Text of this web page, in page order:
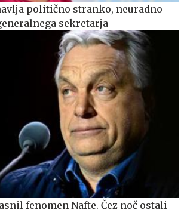
politično stranko, neuradno
sekretarja
fenomen Nafte. Čez noč ostali